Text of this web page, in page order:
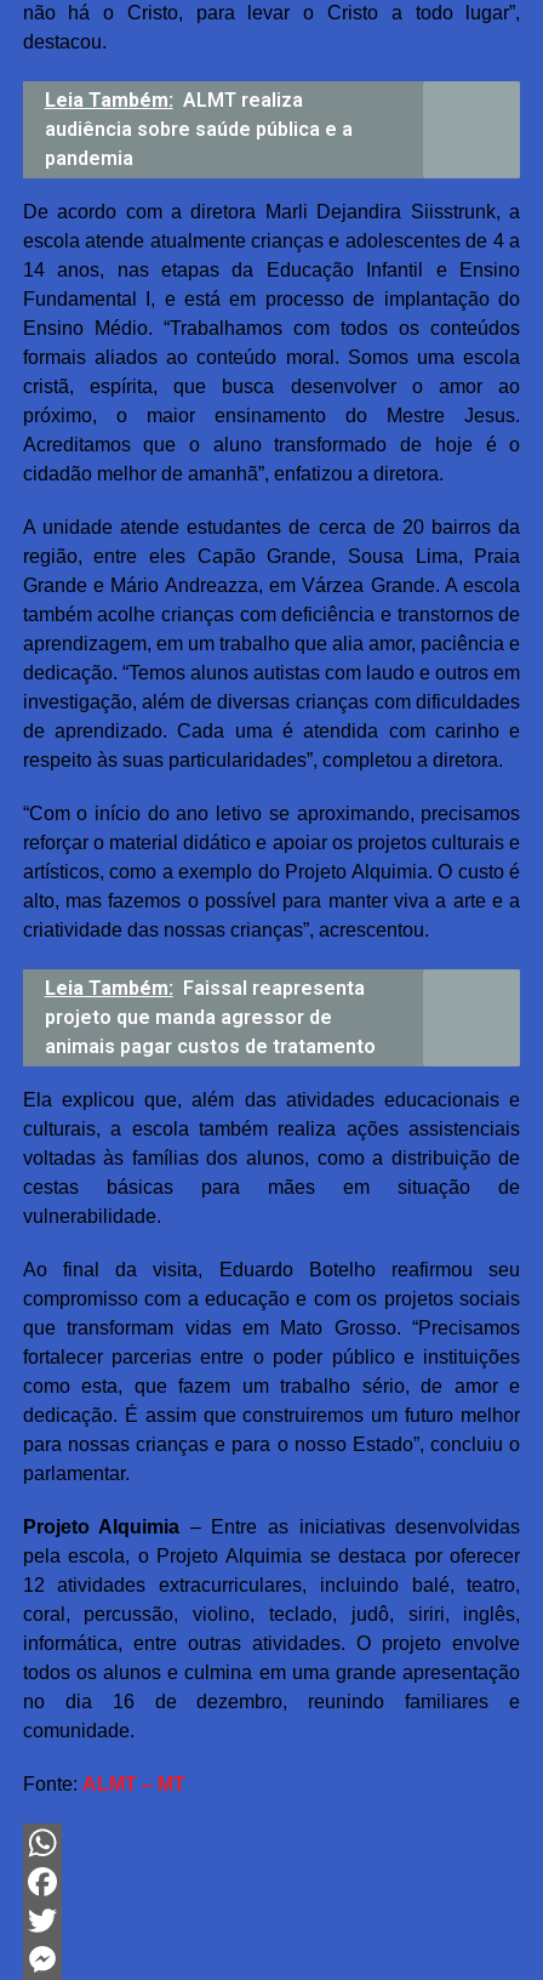
não há o Cristo, para levar o Cristo a todo lugar”,
destacou.
Leia Também: ALMT realiza
audiência sobre saúde pública e a
pandemia
De acordo com a diretora Marli Dejandira Siisstrunk, a
escola atende atualmente crianças e adolescentes de 4 a
14 anos, nas etapas da Educação Infantil e Ensino
Fundamental I, e está em processo de implantação do
Ensino Médio. “Trabalhamos com todos os conteúdos
formais aliados ao conteúdo moral. Somos uma escola
cristã, espírita, que busca desenvolver o amor ao
próximo, o maior ensinamento do Mestre Jesus.
Acreditamos que o aluno transformado de hoje é o
cidadão melhor de amanhã”, enfatizou a diretora.
A unidade atende estudantes de cerca de 20 bairros da
região, entre eles Capão Grande, Sousa Lima, Praia
Grande e Mário Andreazza, em Várzea Grande. A escola
também acolhe crianças com deficiência e transtornos de
aprendizagem, em um trabalho que alia amor, paciência e
dedicação. “Temos alunos autistas com laudo e outros em
investigação, além de diversas crianças com dificuldades
de aprendizado. Cada uma é atendida com carinho e
respeito às suas particularidades”, completou a diretora.
“Com o início do ano letivo se aproximando, precisamos
reforçar o material didático e apoiar os projetos culturais e
artísticos, como a exemplo do Projeto Alquimia. O custo é
alto, mas fazemos o possível para manter viva a arte e a
criatividade das nossas crianças”, acrescentou.
Leia Também: Faissal reapresenta
projeto que manda agressor de
animais pagar custos de tratamento
Ela explicou que, além das atividades educacionais e
culturais, a escola também realiza ações assistenciais
voltadas às famílias dos alunos, como a distribuição de
cestas básicas para mães em situação de
vulnerabilidade.
Ao final da visita, Eduardo Botelho reafirmou seu
compromisso com a educação e com os projetos sociais
que transformam vidas em Mato Grosso. “Precisamos
fortalecer parcerias entre o poder público e instituições
como esta, que fazem um trabalho sério, de amor e
dedicação. É assim que construiremos um futuro melhor
para nossas crianças e para o nosso Estado”, concluiu o
parlamentar.
Projeto Alquimia – Entre as iniciativas desenvolvidas
pela escola, o Projeto Alquimia se destaca por oferecer
12 atividades extracurriculares, incluindo balé, teatro,
coral, percussão, violino, teclado, judô, siriri, inglês,
informática, entre outras atividades. O projeto envolve
todos os alunos e culmina em uma grande apresentação
no dia 16 de dezembro, reunindo familiares e
comunidade.
Fonte: ALMT – MT
WhatsApp
Facebook
Twitter